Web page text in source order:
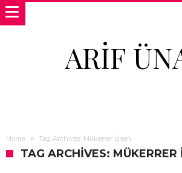
ARIF
Home Tag Archives: Mükerrer İşlem
TAG ARCHIVES: MÜKERRER